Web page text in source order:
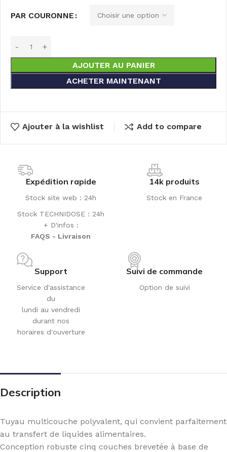
PAR COURONNE
AJOUTER AU PANIER
ACHETER MAINTENANT
Ajouter à la wishlist Add to compare
Expédition rapide
Stock site web : 24h
Stock TECHNIDOSE : 24h
+ D'infos :
FAQS - Livraison
14k produits
Stock en France
Support
Service d'assistance
du
lundi au vendredi
durant nos
horaires d'ouverture
Suivi de commande
Option de suivi
Description
Tuyau multicouche polyvalent, qui convient parfaitement
au transfert de liquides alimentaires.
Conception robuste cinq couches brevetée à base de